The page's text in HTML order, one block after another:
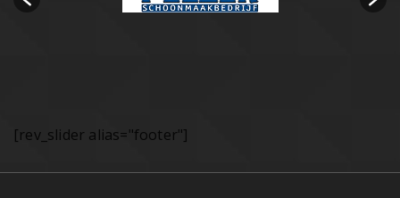
[rev_slider alias="footer"]